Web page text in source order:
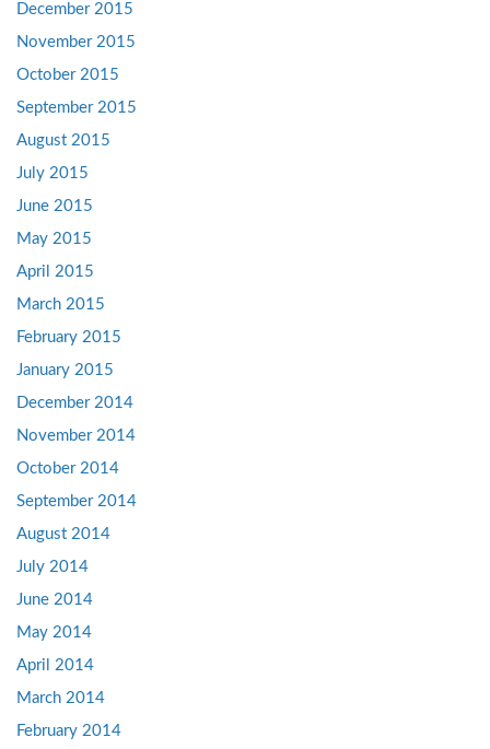
December 2015
November 2015
October 2015
September 2015
August 2015
July 2015
June 2015
May 2015
April 2015
March 2015
February 2015
January 2015
December 2014
November 2014
October 2014
September 2014
August 2014
July 2014
June 2014
May 2014
April 2014
March 2014
February 2014